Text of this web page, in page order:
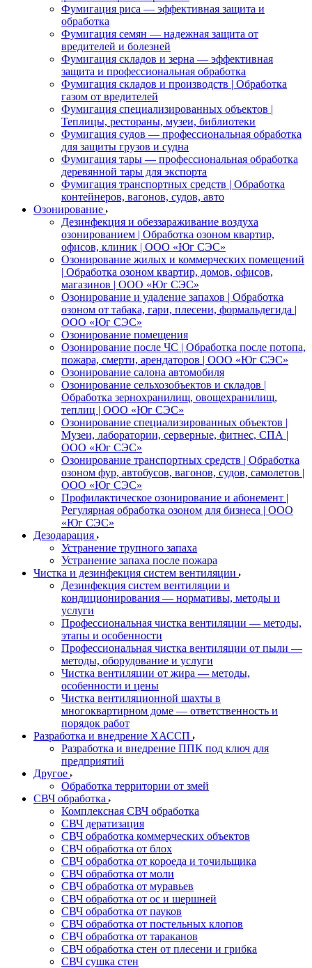
Фумигация риса — эффективная защита и
обработка
Фумигация семян — надежная защита от
вредителей и болезней
Фумигация складов и зерна — эффективная
защита и профессиональная обработка
Фумигация складов и производств | Обработка
газом от вредителей
Фумигация специализированных объектов |
Теплицы, рестораны, музеи, библиотеки
Фумигация судов — профессиональная обработка
для защиты грузов и судна
Фумигация тары — профессиональная обработка
деревянной тары для экспорта
Фумигация транспортных средств | Обработка
контейнеров, вагонов, судов, авто
Озонирование
Дезинфекция и обеззараживание воздуха
озонированием | Обработка озоном квартир,
офисов, клиник | ООО «Юг СЭС»
Озонирование жилых и коммерческих помещений
| Обработка озоном квартир, домов, офисов,
магазинов | ООО «Юг СЭС»
Озонирование и удаление запахов | Обработка
озоном от табака, гари, плесени, формальдегида |
ООО «Юг СЭС»
Озонирование помещения
Озонирование после ЧС | Обработка после потопа,
пожара, смерти, арендаторов | ООО «Юг СЭС»
Озонирование салона автомобиля
Озонирование сельхозобъектов и складов |
Обработка зернохранилищ, овощехранилищ,
теплиц | ООО «Юг СЭС»
Озонирование специализированных объектов |
Музеи, лаборатории, серверные, фитнес, СПА |
ООО «Юг СЭС»
Озонирование транспортных средств | Обработка
озоном фур, автобусов, вагонов, судов, самолетов |
ООО «Юг СЭС»
Профилактическое озонирование и абонемент |
Регулярная обработка озоном для бизнеса | ООО
«Юг СЭС»
Дезодарация
Устранение трупного запаха
Устранение запаха после пожара
Чистка и дезинфекция систем вентиляции
Дезинфекция систем вентиляции и
кондиционирования — нормативы, методы и
услуги
Профессиональная чистка вентиляции — методы,
этапы и особенности
Профессиональная чистка вентиляции от пыли —
методы, оборудование и услуги
Чистка вентиляции от жира — методы,
особенности и цены
Чистка вентиляционной шахты в
многоквартирном доме — ответственность и
порядок работ
Разработка и внедрение ХАССП
Разработка и внедрение ППК под ключ для
предприятий
Другое
Обработка территории от змей
СВЧ обработка
Комплексная СВЧ обработка
СВЧ дератизация
СВЧ обработка коммерческих объектов
СВЧ обработка от блох
СВЧ обработка от короеда и точильщика
СВЧ обработка от моли
СВЧ обработка от муравьев
СВЧ обработка от ос и шершней
СВЧ обработка от пауков
СВЧ обработка от постельных клопов
СВЧ обработка от тараканов
СВЧ обработка стен от плесени и грибка
СВЧ сушка стен